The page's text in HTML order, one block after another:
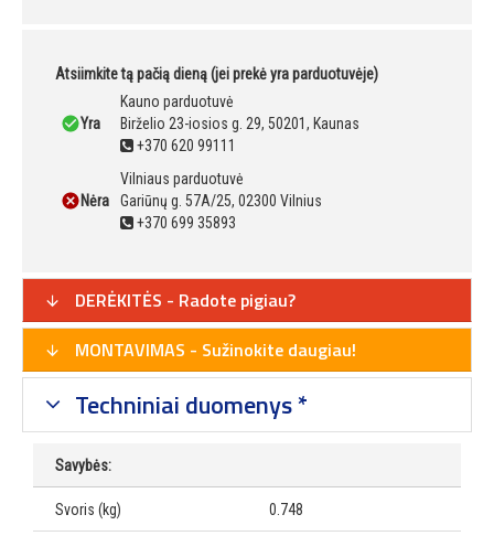
Atsiimkite tą pačią dieną (jei prekė yra parduotuvėje)
Yra
Kauno parduotuvė
Birželio 23-iosios g. 29, 50201, Kaunas
+370 620 99111
Nėra
Vilniaus parduotuvė
Gariūnų g. 57A/25, 02300 Vilnius
+370 699 35893
DERĖKITĖS - Radote pigiau?
MONTAVIMAS - Sužinokite daugiau!
Techniniai duomenys *
Savybės:
Svoris (kg) 0.748